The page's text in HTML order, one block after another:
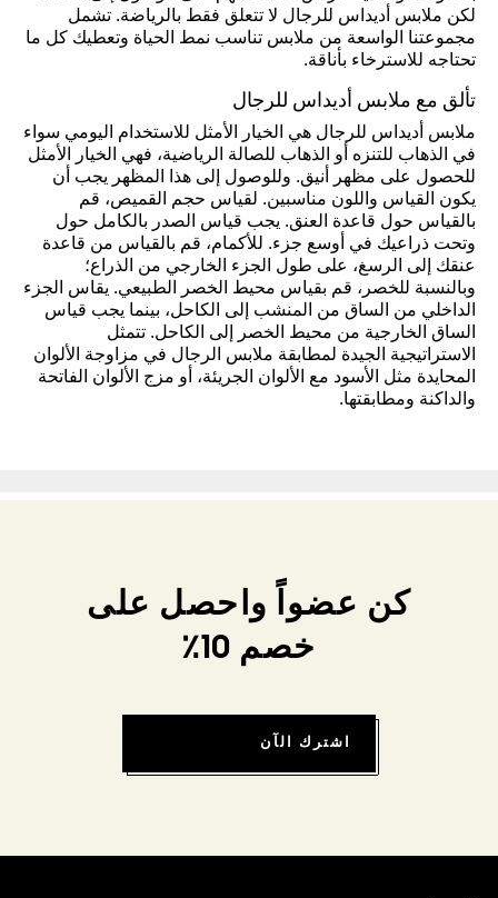
لكن ملابس أديداس للرجال لا تتعلق فقط بالرياضة. تشمل
مجموعتنا الواسعة من ملابس تناسب نمط الحياة وتعطيك كل ما
تحتاجه للاسترخاء بأناقة.
تألق مع ملابس أديداس للرجال
ملابس أديداس للرجال هي الخيار الأمثل للاستخدام اليومي سواء
في الذهاب للتنزه أو الذهاب للصالة الرياضية، فهي الخيار الأمثل
للحصول على مظهر أنيق. وللوصول إلى هذا المظهر يجب أن
يكون القياس واللون مناسبين. لقياس حجم القميص، قم
بالقياس حول قاعدة العنق. يجب قياس الصدر بالكامل حول
وتحت ذراعيك في أوسع جزء. للأكمام، قم بالقياس من قاعدة
عنقك إلى الرسغ، على طول الجزء الخارجي من الذراع؛
وبالنسبة للخصر، قم بقياس محيط الخصر الطبيعي. يقاس الجزء
الداخلي من الساق من المنشب إلى الكاحل، بينما يجب قياس
الساق الخارجية من محيط الخصر إلى الكاحل. تتمثل
الاستراتيجية الجيدة لمطابقة ملابس الرجال في مزاوجة الألوان
المحايدة مثل الأسود مع الألوان الجريئة، أو مزج الألوان الفاتحة
والداكنة ومطابقتها.
كن عضواً واحصل على
خصم 10٪
اشترك الآن